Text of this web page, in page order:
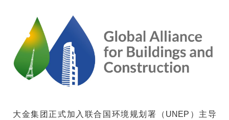
大金集团正式加入联合国环境规划署（UNEP）主导